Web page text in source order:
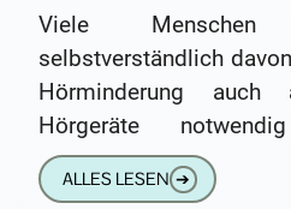
Viele
selbstverständlich
Hörminderung auch
Hörgeräte
wiederum möchten
Hörgerät tragen – sei es
ALLES LESEN ➔